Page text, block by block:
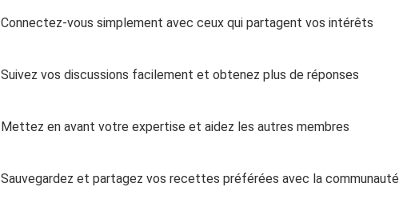
Connectez-vous simplement avec ceux qui partagent vos intérêts
Suivez vos discussions facilement et obtenez plus de réponses
Mettez en avant votre expertise et aidez les autres membres
Sauvegardez et partagez vos recettes préférées avec la communauté